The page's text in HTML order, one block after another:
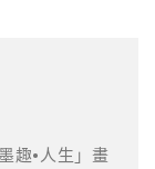
趣•人生」畫